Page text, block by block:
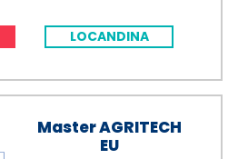
LOCANDINA
Master AGRITECH
EU